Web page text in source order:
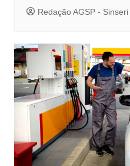
Redação AGSP - Sinseri